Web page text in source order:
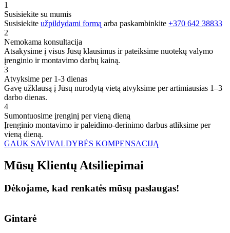
1
Susisiekite su mumis
Susisiekite užpildydami formą arba paskambinkite +370 642 38833
2
Nemokama konsultacija
Atsakysime į visus Jūsų klausimus ir pateiksime nuotekų valymo
įrenginio ir montavimo darbų kainą.
3
Atvyksime per 1-3 dienas
Gavę užklausą į Jūsų nurodytą vietą atvyksime per artimiausias 1–3
darbo dienas.
4
Sumontuosime įrenginį per vieną dieną
Įrenginio montavimo ir paleidimo-derinimo darbus atliksime per
vieną dieną.
GAUK SAVIVALDYBĖS KOMPENSACIJĄ
Mūsų Klientų Atsiliepimai
Dėkojame, kad renkatės mūsų paslaugas!
Gintarė